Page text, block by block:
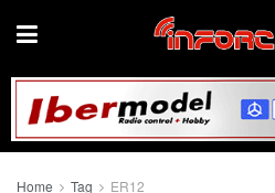
Home Tag ER12